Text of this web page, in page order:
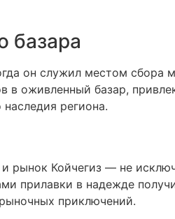
базара
он служил местом
в оживленный базар,
региона.
рынок Койчегиз — не
прилавки в надежде
приключений.